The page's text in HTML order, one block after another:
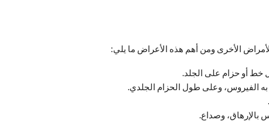
الأخرى ومن أهم هذه الأعراض ما يلي:
أو حزام على الجلد.
الفيروس، وعلى طول الحزام الجلدي.
وصداع.